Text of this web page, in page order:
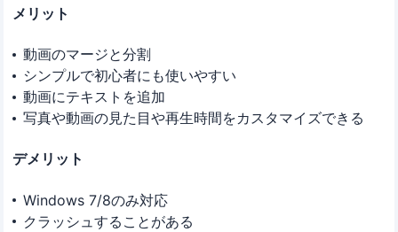
メリット
動画のマージと分割
シンプルで初心者にも使いやすい
動画にテキストを追加
写真や動画の見た目や再生時間をカスタマイズできる
デメリット
Windows 7/8のみ対応
クラッシュすることがある